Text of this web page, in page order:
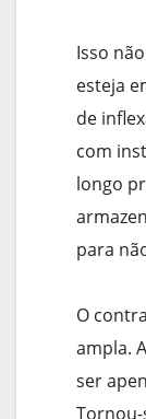
Isso
esteja
de
com
longo
para
O
ampla.
ser